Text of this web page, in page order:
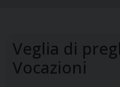
Veglia di
Vocazioni